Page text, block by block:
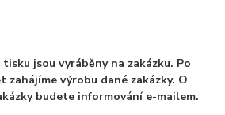
jsou vyráběny na zakázku. Po
zahájíme výrobu dané zakázky. O
budete informování e-mailem.